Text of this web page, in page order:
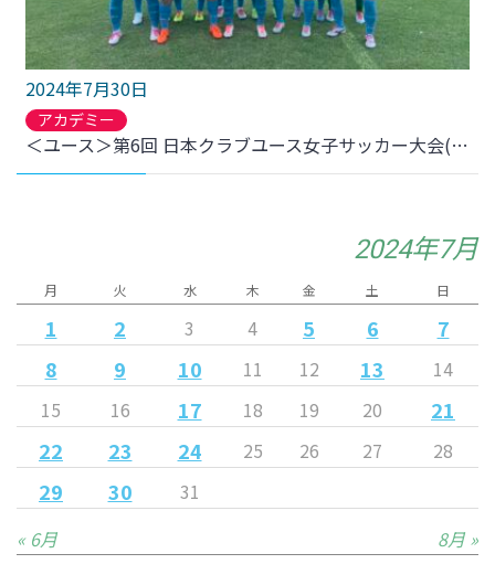
2024年7月30日
アカデミー
＜ユース＞第6回 日本クラブユース女子サッカー大会(U-18)下位トーナメント 9位決定戦 al-futuro三河レディースU18戦 結果のお知らせ
2024年7月
月 火 水 木 金 土 日
1 2 3 4 5 6
7
8
9 10 11 12 13
14
15
16 17 18 19 20
21
22
23 24 25 26 27 28
29 30
31
« 6月
8月 »